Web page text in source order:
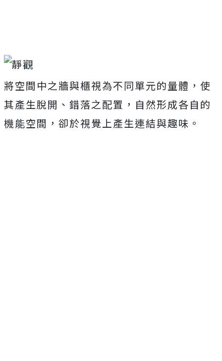
將空間中之牆與櫃視為不同單元的量體，使
其產生脫開、錯落之配置，自然形成各自的
機能空間，卻於視覺上產生連結與趣味。